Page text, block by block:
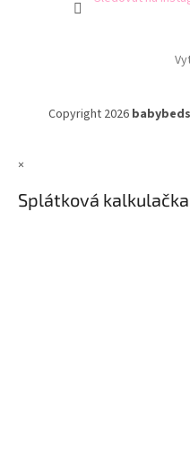
Copyright 2026
×
Splátková kalkulačka